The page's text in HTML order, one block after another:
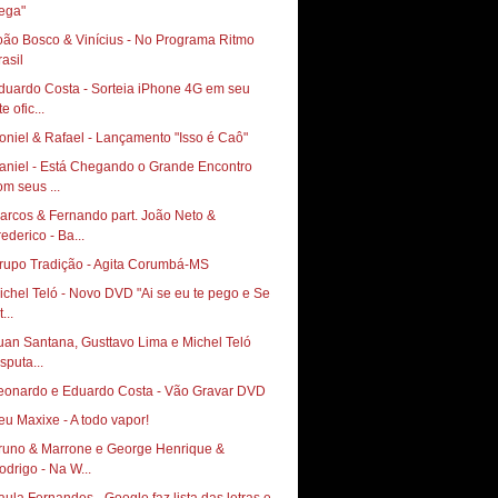
Bosco & Vinícius - No Programa Ritmo
Costa - Sorteia iPhone 4G em seu
ofic...
& Rafael - Lançamento "Isso é Caô"
- Está Chegando o Grande Encontro
seus ...
& Fernando part. João Neto &
- Ba...
Tradição - Agita Corumbá-MS
Teló - Novo DVD "Ai se eu te pego e Se
Santana, Gusttavo Lima e Michel Teló
e Eduardo Costa - Vão Gravar DVD
Seu Maxixe - A todo vapor!‏
& Marrone e George Henrique &
- Na W...